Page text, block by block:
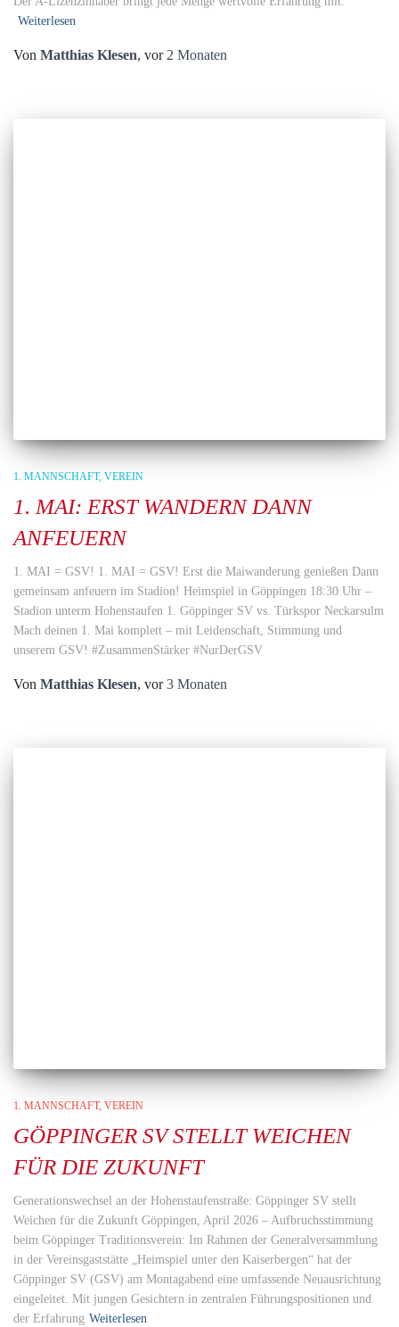
Weiterlesen
Von Matthias Klesen, vor 2 Monaten
1. MANNSCHAFT VEREIN
1. MAI: ERST WANDERN DANN
ANFEUERN
1. MAI = GSV! 1. MAI = GSV! Erst die Maiwanderung genießen Dann
gemeinsam anfeuern im Stadion! Heimspiel in Göppingen 18:30 Uhr –
Stadion unterm Hohenstaufen 1. Göppinger SV vs. Türkspor Neckarsulm
Mach deinen 1. Mai komplett – mit Leidenschaft, Stimmung und
unserem GSV! #ZusammenStärker #NurDerGSV
Von Matthias Klesen, vor3 Monaten
1. MANNSCHAFT VEREIN
GÖPPINGER SV STELLT WEICHEN
FÜR DIE ZUKUNFT
Generationswechsel an der Hohenstaufenstraße: Göppinger SV stellt
Weichen für die Zukunft Göppingen, April 2026 – Aufbruchsstimmung
beim Göppinger Traditionsverein: Im Rahmen der Generalversammlung
in der Vereinsgaststätte „Heimspiel unter den Kaiserbergen“ hat der
Göppinger SV (GSV) am Montagabend eine umfassende Neuausrichtung
eingeleitet. Mit jungen Gesichtern in zentralen Führungspositionen und
der Erfahrung Weiterlesen